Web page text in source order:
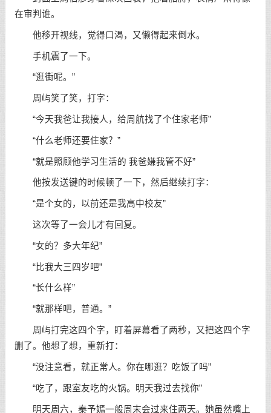
在审判谁。
他移开视线，觉得口渴，又懒得起来倒水。
手机震了一下。
“逛街呢。”
周屿笑了笑，打字：
“今天我爸让我接人，给周航找了个住家老师”
“什么老师还要住家？”
“就是照顾他学习生活的 我爸嫌我管不好”
他按发送键的时候顿了一下，然后继续打字：
“是个女的，以前还是我高中校友”
这次等了一会儿才有回复。
“女的？多大年纪”
“比我大三四岁吧”
“长什么样”
“就那样吧，普通。”
周屿打完这四个字，盯着屏幕看了两秒，又把这四个字
删了。他想了想，重新打：
“没注意看，就正常人。你在哪逛？吃饭了吗”
“吃了，跟室友吃的火锅。明天我过去找你”
明天周六，秦予嫣一般周末会过来住两天。她虽然嘴上